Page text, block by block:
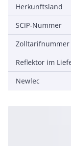
Herkunftsland
SCIP-Nummer
Zolltarifnummer
Newlec